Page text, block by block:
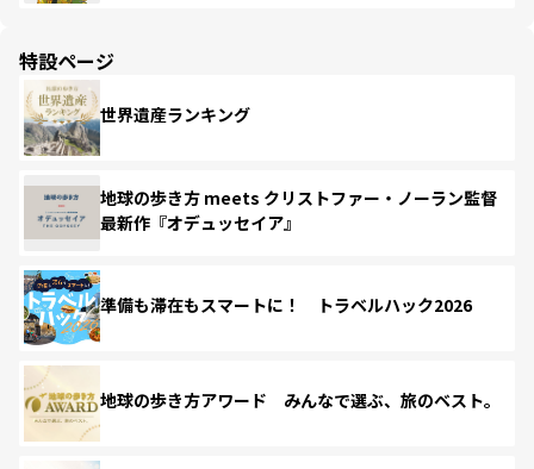
特設ページ
世界遺産ランキング
地球の歩き方 meets クリストファー・ノーラン監督
最新作『オデュッセイア』
準備も滞在もスマートに！ トラベルハック2026
地球の歩き方アワード みんなで選ぶ、旅のベスト。